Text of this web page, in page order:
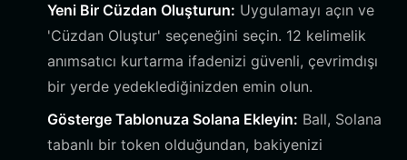
Yeni Bir Cüzdan Oluşturun: Uygulamayı açın ve
'Cüzdan Oluştur' seçeneğini seçin. 12 kelimelik
anımsatıcı kurtarma ifadenizi güvenli, çevrimdışı
bir yerde yedeklediğinizden emin olun.
Gösterge Tablonuza Solana Ekleyin: Ball, Solana
tabanlı bir token olduğundan, bakiyenizi